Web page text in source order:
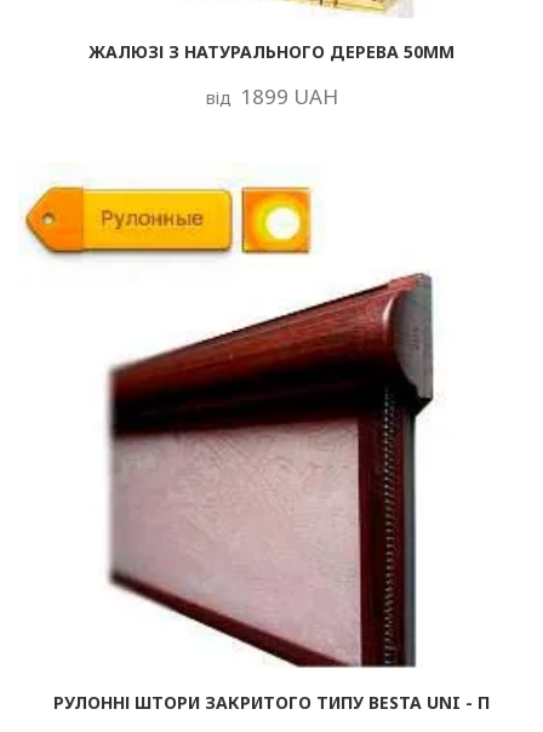
ЖАЛЮЗІ З НАТУРАЛЬНОГО ДЕРЕВА 50ММ
від 1899 UAH
РУЛОННІ ШТОРИ ЗАКРИТОГО ТИПУ BESTA UNI - П